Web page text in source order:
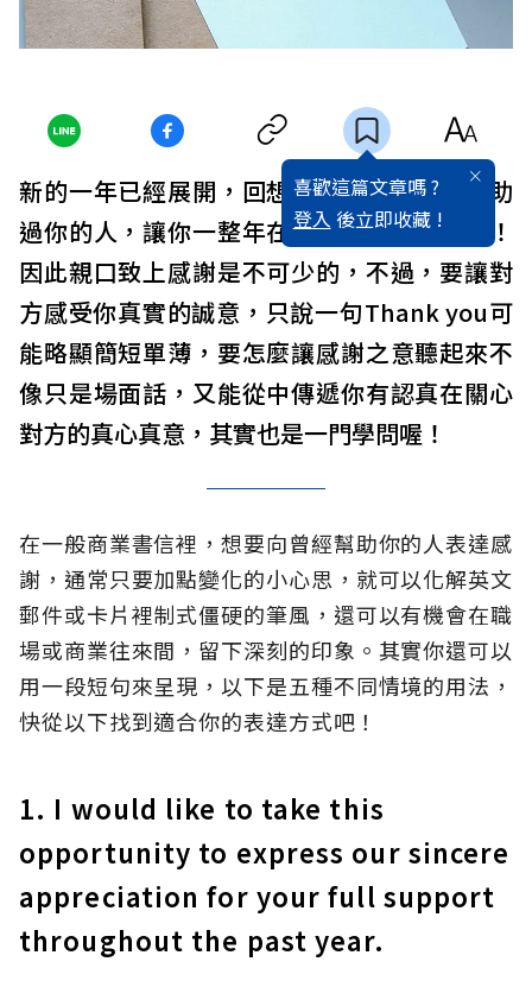
喜歡這篇文章嗎 ?
登入 後立即收藏 !
新的一年已經展開，回想過去一年，曾經幫助
過你的人，讓你一整年在各方面都順順利利！
因此親口致上感謝是不可少的，不過，要讓對
方感受你真實的誠意，只說一句Thank you可
能略顯簡短單薄，要怎麼讓感謝之意聽起來不
像只是場面話，又能從中傳遞你有認真在關心
對方的真心真意，其實也是一門學問喔！
在一般商業書信裡，想要向曾經幫助你的人表達感
謝，通常只要加點變化的小心思，就可以化解英文
郵件或卡片裡制式僵硬的筆風，還可以有機會在職
場或商業往來間，留下深刻的印象。其實你還可以
用一段短句來呈現，以下是五種不同情境的用法，
快從以下找到適合你的表達方式吧！
1. I would like to take this
opportunity to express our sincere
appreciation for your full support
throughout the past year.